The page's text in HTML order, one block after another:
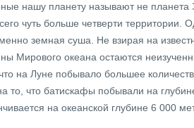
нашу планету называют не планета
чуть больше четверти территории.
земная суша. Не взирая на
Мирового океана остаются
на Луне побывало большее
то, что батискафы побывали на
на океанской глубине 6 000